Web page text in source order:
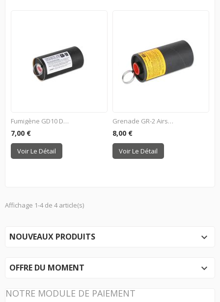
Fumigène GD10 Double Sortie...
7,00 €
Voir Le Détail
Grenade GR-2 Airsoft
8,00 €
Voir Le Détail
Affichage 1-4 de 4 article(s)
NOUVEAUX PRODUITS 
OFFRE DU MOMENT 
NOTRE MODULE DE PAIEMENT